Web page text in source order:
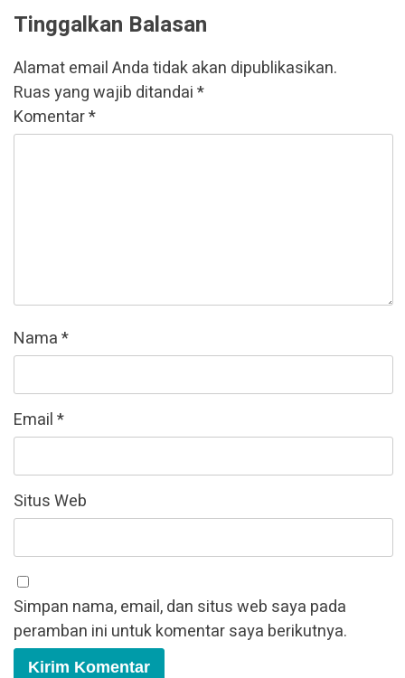
Tinggalkan Balasan
Alamat email Anda tidak akan dipublikasikan.
Ruas yang wajib ditandai*
Komentar*
Nama*
Email*
Situs Web
Simpan nama, email, dan situs web saya pada
peramban ini untuk komentar saya berikutnya.